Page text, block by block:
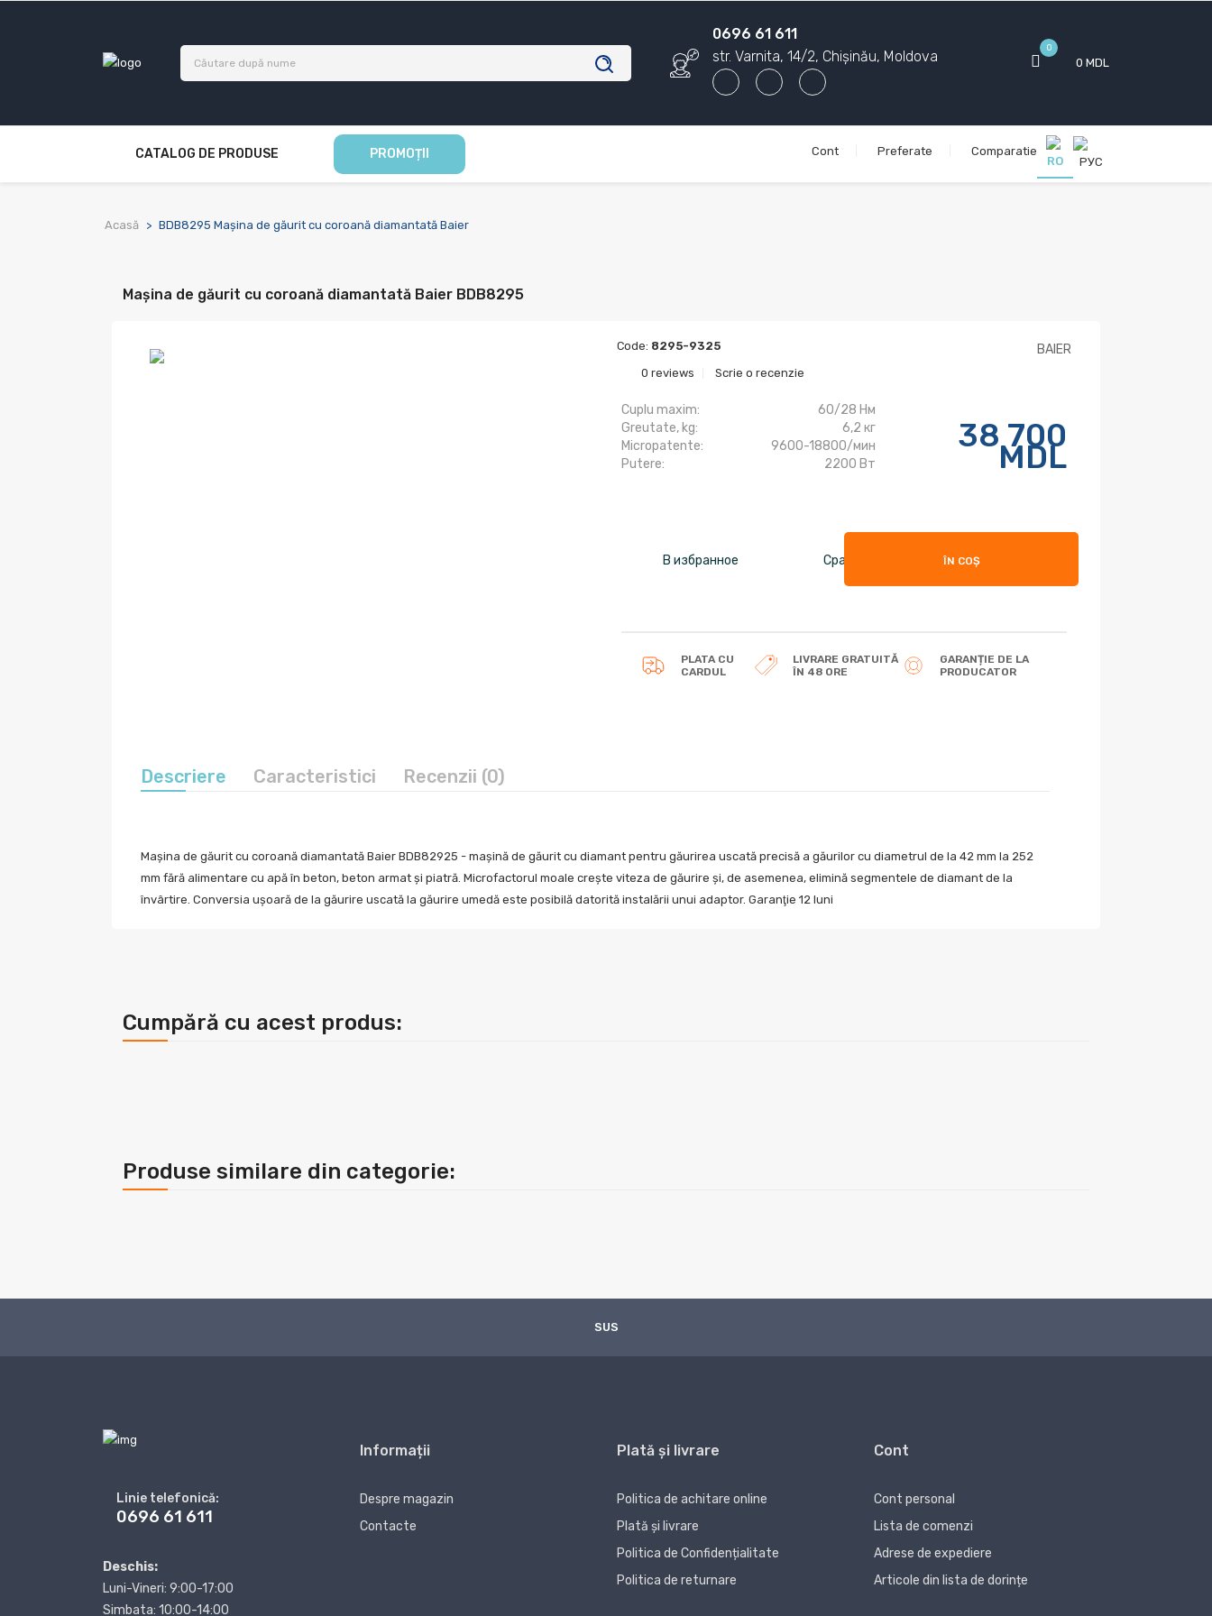
0696 61 611
str. Varnita, 14/2, Chișinău, Moldova
0
0 MDL
CATALOG DE PRODUSE PROMOȚII Cont Preferate Comparatie
Acasă BDB8295 Mașina de găurit cu coroană diamantată Baier
Mașina de găurit cu coroană diamantată Baier BDB8295
Code: 8295-9325
0 reviews
Scrie o recenzie
BAIER
Cuplu maxim:
60/28 Нм
Greutate, kg:
6,2 кг
Micropatente:
9600-18800/мин
Putere:
2200 Вт
38 700
MDL
В избранное Сравнить ÎN COȘ
PLATA CU
CARDUL
LIVRARE GRATUITĂ
ÎN 48 ORE
GARANȚIE DE LA
PRODUCATOR
Descriere Caracteristici Recenzii (0)
Mașina de găurit cu coroană diamantată Baier BDB82925 - mașină de găurit cu diamant pentru găurirea uscată precisă a găurilor cu diametrul de la 42 mm la 252
mm fără alimentare cu apă în beton, beton armat și piatră. Microfactorul moale crește viteza de găurire și, de asemenea, elimină segmentele de diamant de la
învârtire. Conversia ușoară de la găurire uscată la găurire umedă este posibilă datorită instalării unui adaptor. Garanţie 12 luni
Cumpără cu acest produs:
Produse similare din categorie:
SUS
Linie telefonică:
0696 61 611
Deschis:
Luni-Vineri: 9:00-17:00
Simbata: 10:00-14:00
Informații
Despre magazin
Contacte
Plată și livrare
Politica de achitare online
Plată și livrare
Politica de Confidențialitate
Politica de returnare
Cont
Cont personal
Lista de comenzi
Adrese de expediere
Articole din lista de dorințe